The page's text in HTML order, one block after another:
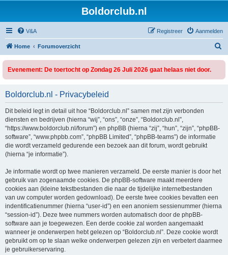
Boldorclub.nl
V&A Aanmelden
Registreer
Home Forumoverzicht
Evenement: De toertocht op Zondag 26 Juli 2026 gaat helaas niet door.
Boldorclub.nl - Privacybeleid
Dit beleid legt in detail uit hoe “Boldorclub.nl” samen met zijn verbonden
diensten en bedrijven (hierna “wij”, “ons”, “onze”, “Boldorclub.nl”,
“https://www.boldorclub.nl/forum”) en phpBB (hierna “zij”, “hun”, “zijn”, “phpBB-
software”, “www.phpbb.com”, “phpBB Limited”, “phpBB-teams”) de informatie
die wordt verzameld gedurende een bezoek aan dit forum, wordt gebruikt
(hierna “je informatie”).
Je informatie wordt op twee manieren verzameld. De eerste manier is door het
gebruik van zogenaamde cookies. De phpBB-software maakt meerdere
cookies aan (kleine tekstbestanden die naar de tijdelijke internetbestanden
van uw computer worden gedownload). De eerste twee cookies bevatten een
indentificatienummer (hierna “user-id”) en een anoniem sessienummer (hierna
“session-id”). Deze twee nummers worden automatisch door de phpBB-
software aan je toegewezen. Een derde cookie zal worden aangemaakt
wanneer je onderwerpen hebt gelezen op “Boldorclub.nl”. Deze cookie wordt
gebruikt om op te slaan welke onderwerpen gelezen zijn en verbetert daarmee
je gebruikerservaring.